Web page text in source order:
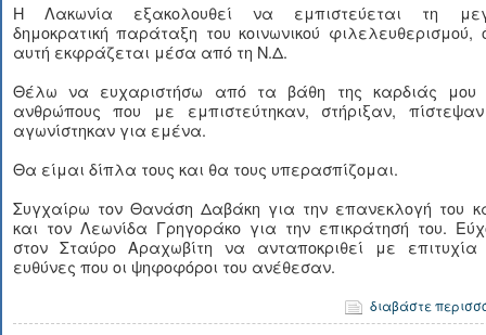
Η Λακωνία εξακολουθεί να εμπιστεύεται τη
δημοκρατική παράταξη του κοινωνικού φιλελευθερισμού,
αυτή εκφράζεται μέσα από τη Ν.Δ.
Θέλω να ευχαριστήσω από τα βάθη της καρδιάς μου
ανθρώπους που με εμπιστεύτηκαν, στήριξαν,
αγωνίστηκαν για εμένα.
Θα είμαι δίπλα τους και θα τους υπερασπίζομαι.
Συγχαίρω τον Θανάση Δαβάκη για την επανεκλογή του
και τον Λεωνίδα Γρηγοράκο για την επικράτησή του.
στον Σταύρο Αραχωβίτη να ανταποκριθεί με επιτυχία
ευθύνες που οι ψηφοφόροι του ανέθεσαν.
διαβάστε